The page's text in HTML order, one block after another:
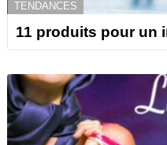
TENDANCES
11 produits pour un